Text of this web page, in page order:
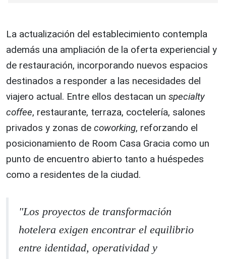
La actualización del establecimiento contempla
además una ampliación de la oferta experiencial y
de restauración, incorporando nuevos espacios
destinados a responder a las necesidades del
viajero actual. Entre ellos destacan un specialty
coffee, restaurante, terraza, coctelería, salones
privados y zonas de coworking, reforzando el
posicionamiento de Room Casa Gracia como un
punto de encuentro abierto tanto a huéspedes
como a residentes de la ciudad.
"Los proyectos de transformación
hotelera exigen encontrar el equilibrio
entre identidad, operatividad y